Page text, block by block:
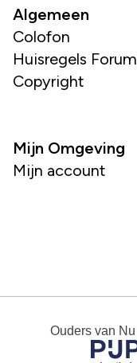
Algemeen
Colofon
Huisregels Forum
Copyright
Mijn Omgeving
Mijn account
Ouders van Nu